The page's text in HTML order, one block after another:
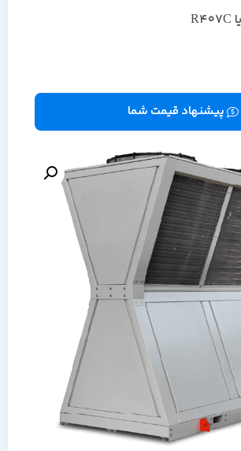
پیشنهاد قیمت شما